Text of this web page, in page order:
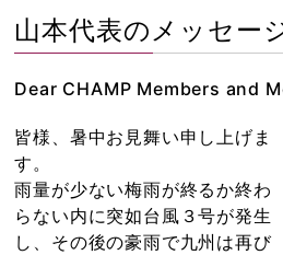
山本代表のメッセー
Dear CHAMP Members and
皆様、暑中お見舞い申し上げま
す。
雨量が少ない梅雨が終るか終わ
らない内に突如台風３号が発生
し、その後の豪雨で九州は再び